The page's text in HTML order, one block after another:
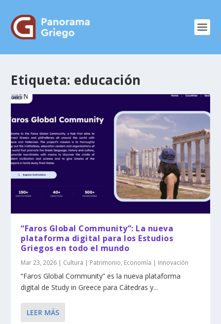
Etiqueta: educación
“Faros Global Community”: La nueva
plataforma digital para los Estudios
Griegos en todo el mundo
Mar 23, 2026 | Cultura | Patrimonio, Economía | Innovación
“Faros Global Community” es la nueva plataforma
digital de Study in Greece para Cátedras y...
LEER MÁS